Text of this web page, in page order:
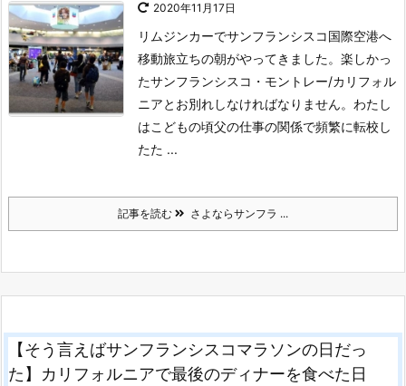
2020年11月17日
リムジンカーでサンフランシスコ国際空港へ
移動旅立ちの朝がやってきました。 楽しかっ
たサンフランシスコ・モントレー/カリフォル
ニアとお別れしなければなりません。 わたし
はこどもの頃父の仕事の関係で頻繁に転校し
たた ...
記事を読む さよならサンフラ ...
【そう言えばサンフランシスコマラソンの日だっ
た】カリフォルニアで最後のディナーを食べた日